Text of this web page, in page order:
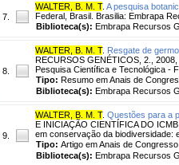
7.
WALTER, B. M. T. A pesquisa
Federal, Brasil. Brasilia: Embrapa
Biblioteca(s): Embrapa Recursos
8.
WALTER, B. M. T. Resgate de
RECURSOS GENÉTICOS, 2.,
Pesquisa Científica e Tecnológica -
Tipo: Resumo em Anais de
Biblioteca(s): Embrapa Recursos
9.
WALTER, B. M. T. Questões para a
E INICIAÇÃO CIENTÍFICA DO
em conservação da biodiversidade:
Tipo: Artigo em Anais de
Biblioteca(s): Embrapa Recursos